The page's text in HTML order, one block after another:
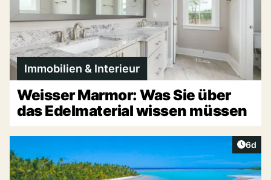
Immobilien & Interieur
Weisser Marmor: Was Sie über
das Edelmaterial wissen müssen
6d